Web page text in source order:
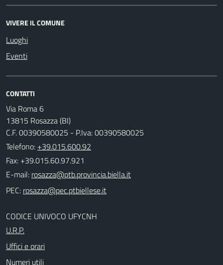
VIVERE IL COMUNE
Luoghi
Eventi
CONTATTI
Via Roma 6
13815 Rosazza (BI)
C.F. 00390580025 - P.Iva: 00390580025
Telefono: +39.015.600.92
Fax: +39.015.60.97.921
E-mail:
PEC:
CODICE UNIVOCO UFYCNH
U.R.P.
Uffici e orari
Numeri utili